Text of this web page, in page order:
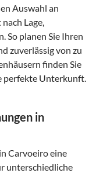
Auswahl an
Lage,
So planen Sie Ihren
zuverlässig von zu
finden Sie
perfekte Unterkunft.
in
Carvoeiro eine
unterschiedliche